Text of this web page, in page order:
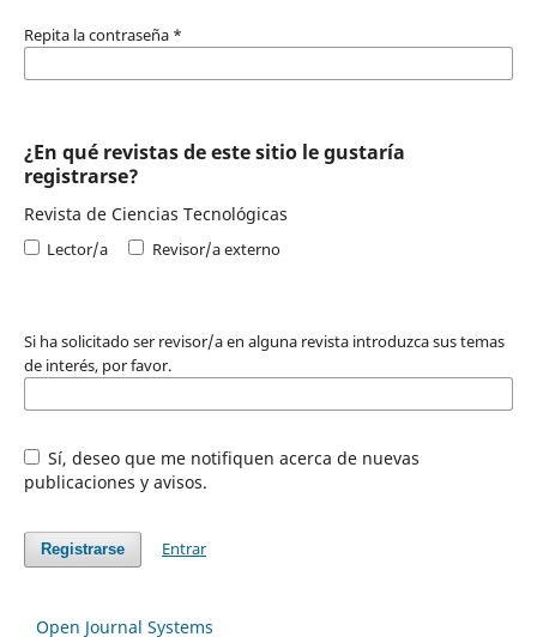
Repita la contraseña *
¿En qué revistas de este sitio le gustaría
registrarse?
Revista de Ciencias Tecnológicas
Lector/a Revisor/a externo
Si ha solicitado ser revisor/a en alguna revista introduzca sus temas
de interés, por favor.
Sí, deseo que me notifiquen acerca de nuevas
publicaciones y avisos.
Registrarse Entrar
Open Journal Systems